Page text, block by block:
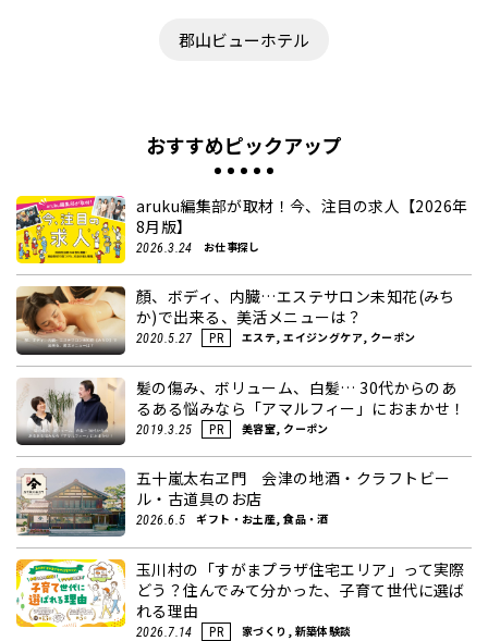
郡山ビューホテル
おすすめピックアップ
aruku編集部が取材！今、注目の求人【2026年
8月版】
2026.3.24 お仕事探し
顏、ボディ、内臓…エステサロン未知花(みち
か)で出来る、美活メニューは？
2020.5.27 PR エステ, エイジングケア, クーポン
髪の傷み、ボリューム、白髪… 30代からのあ
るある悩みなら「アマルフィー」におまかせ！
2019.3.25 PR 美容室, クーポン
五十嵐太右ヱ門 会津の地酒・クラフトビー
ル・古道具のお店
2026.6.5 ギフト・お土産, 食品・酒
玉川村の「すがまプラザ住宅エリア」って実際
どう？住んでみて分かった、子育て世代に選ば
れる理由
2026.7.14 PR 家づくり, 新築体験談